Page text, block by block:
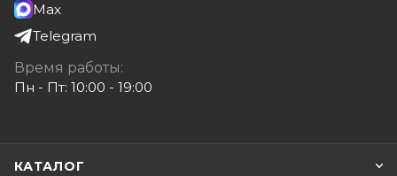
Max
Telegram
Время работы:
Пн - Пт: 10:00 - 19:00
КАТАЛОГ